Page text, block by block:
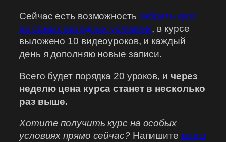
Сейчас есть возможность забрать курс
на самых выгодных условиях, в курсе
выложено 10 видеоуроков, и каждый
день я дополняю новые записи.
Всего будет порядка 20 уроков, и через
неделю цена курса станет в несколько
раз выше.
Хотите получить курс на особых
условиях прямо сейчас?Напишите мне в